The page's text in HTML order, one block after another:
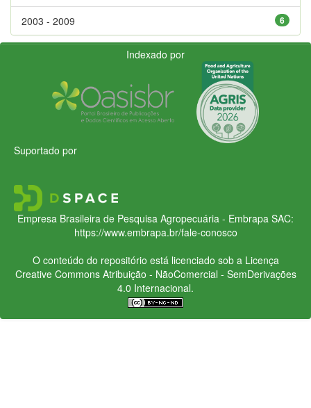
6
2003 - 2009
Indexado por
Suportado por
Empresa Brasileira de Pesquisa Agropecuária - Embrapa SAC:
https://www.embrapa.br/fale-conosco
O conteúdo do repositório está licenciado sob a Licença
Creative CommonsAtribuição - NãoComercial - SemDerivações
4.0 Internacional.